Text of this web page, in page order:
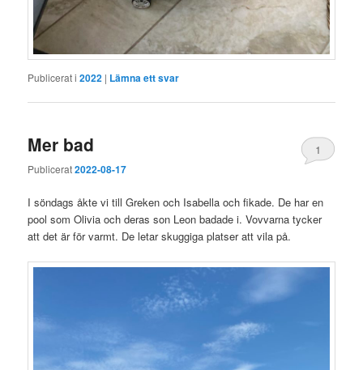
Publicerat i 2022 | Lämna ett svar
Mer bad
Publicerat2022-08-17
1
I söndags åkte vi till Greken och Isabella och fikade. De har en
pool som Olivia och deras son Leon badade i. Vovvarna tycker
att det är för varmt. De letar skuggiga platser att vila på.